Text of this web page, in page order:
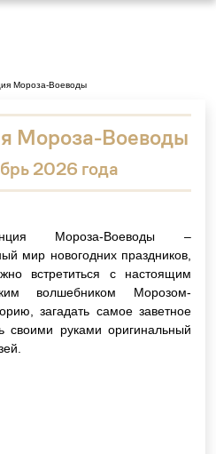
Мороза-Воеводы
Мороза-Воеводы
2026 года
Мороза-Воеводы –
мир новогодних праздников,
встретиться с настоящим
волшебником Морозом-
загадать самое заветное
своими руками оригинальный